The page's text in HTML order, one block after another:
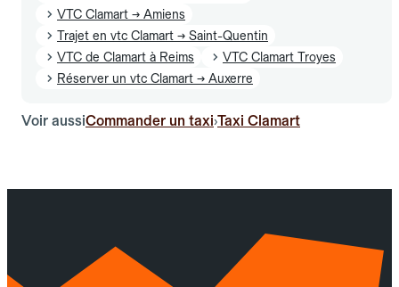
VTC Clamart → Amiens
Trajet en vtc Clamart → Saint-Quentin
VTC de Clamart à Reims
VTC Clamart Troyes
Réserver un vtc Clamart → Auxerre
Voir aussiCommander un taxi›Taxi Clamart